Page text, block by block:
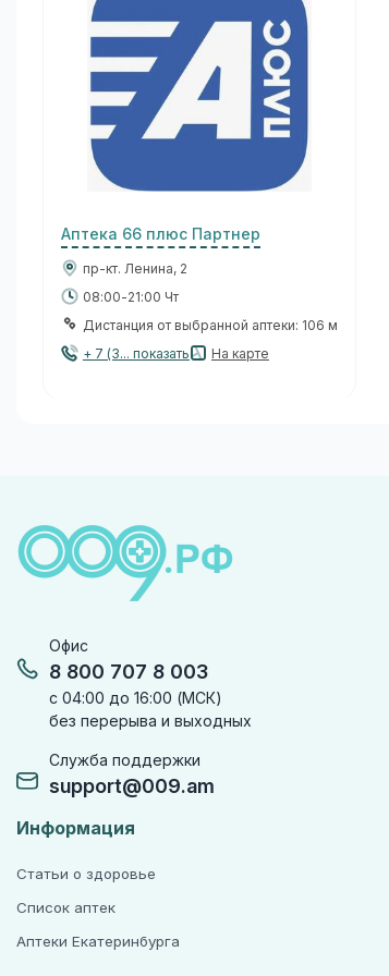
Аптека 66 плюс Партнер
пр-кт. Ленина, 2
08:00-21:00 Чт
Дистанция от выбранной аптеки: 106 м
+ 7 (3... показать
На карте
Офис
8 800 707 8 003
с 04:00 до 16:00 (МСК)
без перерыва и выходных
Служба поддержки
support@009.am
Информация
Статьи о здоровье
Список аптек
Аптеки Екатеринбурга